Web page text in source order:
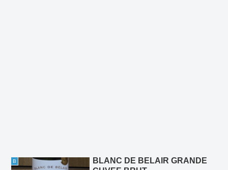
B
BLANC DE BELAIR GRANDE